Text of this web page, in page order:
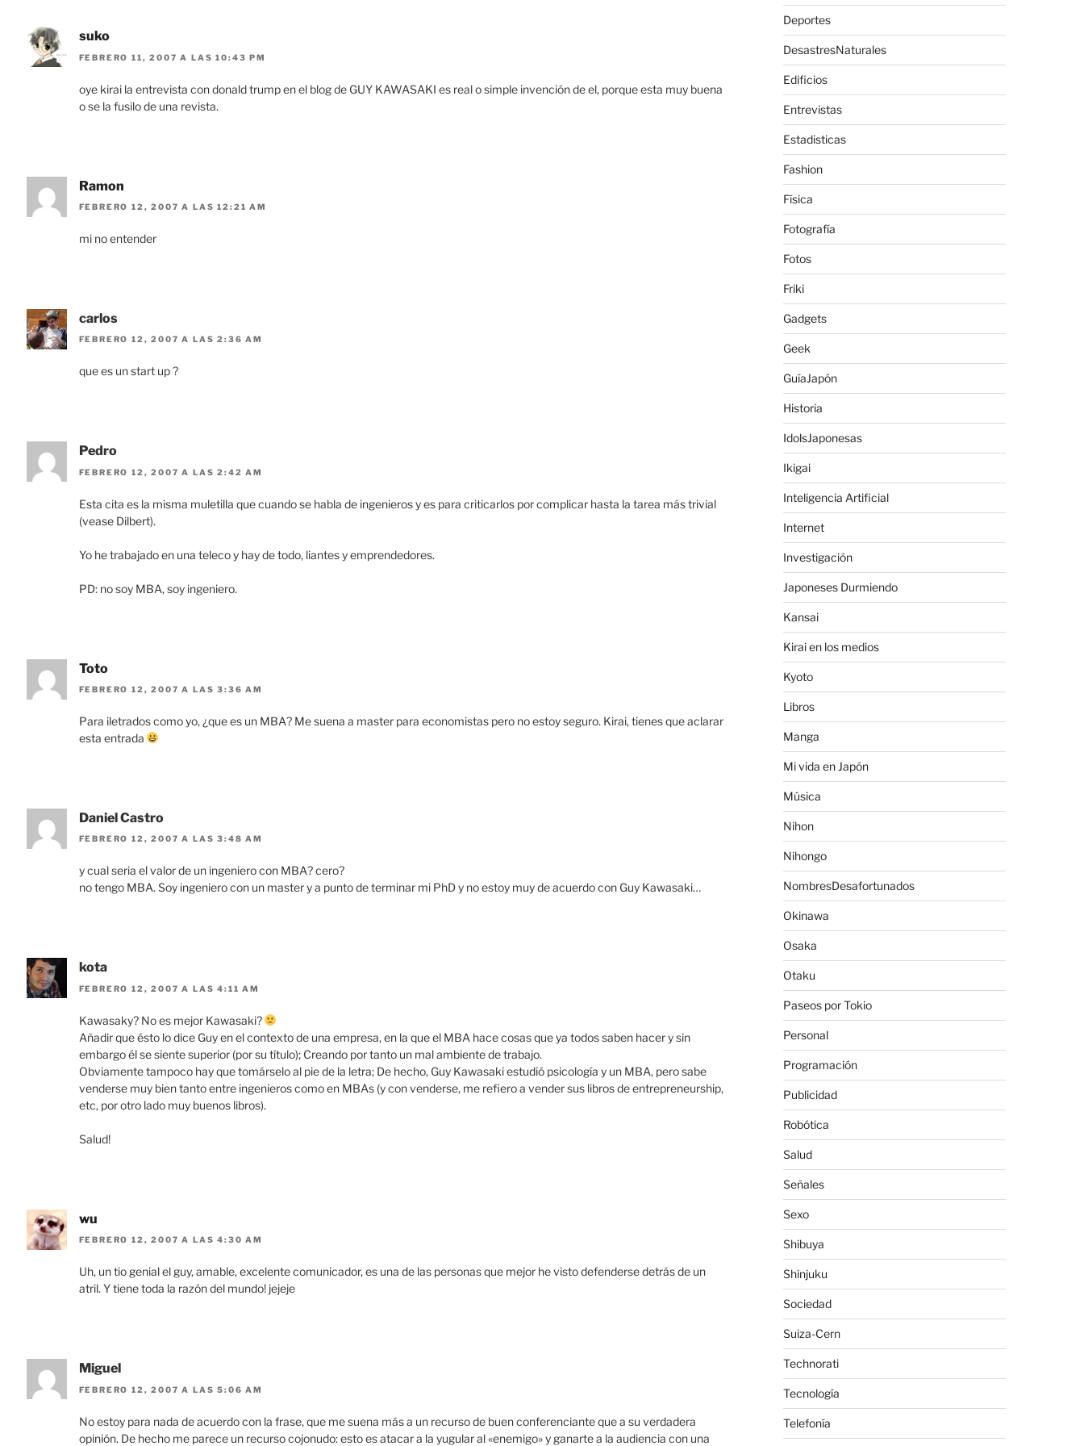
suko
FEBRERO 11, 2007 A LAS 10:43 PM
oye kirai la entrevista con donald trump en el blog de GUY KAWASAKI es real o simple invención de el, porque esta muy buena
o se la fusilo de una revista.
Ramon
FEBRERO 12, 2007 A LAS 12:21 AM
mi no entender
carlos
FEBRERO 12, 2007 A LAS 2:36 AM
que es un start up ?
Pedro
FEBRERO 12, 2007 A LAS 2:42 AM
Esta cita es la misma muletilla que cuando se habla de ingenieros y es para criticarlos por complicar hasta la tarea más trivial
(vease Dilbert).
Yo he trabajado en una teleco y hay de todo, liantes y emprendedores.
PD: no soy MBA, soy ingeniero.
Toto
FEBRERO 12, 2007 A LAS 3:36 AM
Para iletrados como yo, ¿que es un MBA? Me suena a master para economistas pero no estoy seguro. Kirai, tienes que aclarar
esta entrada
Daniel Castro
FEBRERO 12, 2007 A LAS 3:48 AM
y cual seria el valor de un ingeniero con MBA? cero?
no tengo MBA. Soy ingeniero con un master y a punto de terminar mi PhD y no estoy muy de acuerdo con Guy Kawasaki…
kota
FEBRERO 12, 2007 A LAS 4:11 AM
Kawasaky? No es mejor Kawasaki?
Añadir que ésto lo dice Guy en el contexto de una empresa, en la que el MBA hace cosas que ya todos saben hacer y sin
embargo él se siente superior (por su título); Creando por tanto un mal ambiente de trabajo.
Obviamente tampoco hay que tomárselo al pie de la letra; De hecho, Guy Kawasaki estudió psicología y un MBA, pero sabe
venderse muy bien tanto entre ingenieros como en MBAs (y con venderse, me refiero a vender sus libros de entrepreneurship,
etc, por otro lado muy buenos libros).
Salud!
wu
FEBRERO 12, 2007 A LAS 4:30 AM
Uh, un tio genial el guy, amable, excelente comunicador, es una de las personas que mejor he visto defenderse detrás de un
atril. Y tiene toda la razón del mundo! jejeje
Miguel
FEBRERO 12, 2007 A LAS 5:06 AM
No estoy para nada de acuerdo con la frase, que me suena más a un recurso de buen conferenciante que a su verdadera
opinión. De hecho me parece un recurso cojonudo: esto es atacar a la yugular al «enemigo» y ganarte a la audiencia con una
Deportes
DesastresNaturales
Edificios
Entrevistas
Estadisticas
Fashion
Física
Fotografía
Fotos
Friki
Gadgets
Geek
GuíaJapón
Historia
IdolsJaponesas
Ikigai
Inteligencia Artificial
Internet
Investigación
Japoneses Durmiendo
Kansai
Kirai en los medios
Kyoto
Libros
Manga
Mi vida en Japón
Música
Nihon
Nihongo
NombresDesafortunados
Okinawa
Osaka
Otaku
Paseos por Tokio
Personal
Programación
Publicidad
Robótica
Salud
Señales
Sexo
Shibuya
Shinjuku
Sociedad
Suiza-Cern
Technorati
Tecnología
Telefonía